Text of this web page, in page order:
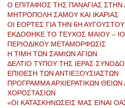
Ο ΕΠΙΤΑΦΙΟΣ ΤΗΣ ΠΑΝΑΓΙΑΣ ΣΤΗΝ
ΜΗΤΡΟΠΟΛΗ ΣΑΜΟΥ ΚΑΙ ΙΚΑΡΙΑΣ
ΟΙ ΕΟΡΤΕΣ ΓΙΑ ΤΗΝ 6Η
ΕΚΔΟΘΗΚΕ ΤΟ ΤΕΥΧΟΣ ΜΑΙΟΥ –
ΠΕΡΙΟΔΙΚΟΥ ΜΕΤΑΜΟΡΦΩΣΙΣ
Η ΤΙΜΗ ΤΩΝ ΣΑΜΙΩΝ ΑΓΙΩΝ
ΔΕΛΤΙΟ ΤΥΠΟΥ ΤΗΣ ΙΕΡΑΣ
ΕΠΙΘΕΣΗ ΤΩΝ ΑΝΤΙΕΞΟΥΣΙΑΣΤΩΝ
ΠΡΟΓΡΑΜΜΑ ΑΡΧΙΕΡΑΤΙΚΩΝ ΘΕΙΩΝ
ΧΟΡΟΣΤΑΣΙΩΝ
«ΟΙ ΚΑΤΑΣΚΗΝΩΣΕΙΣ ΜΑΣ ΕΙΝΑΙ